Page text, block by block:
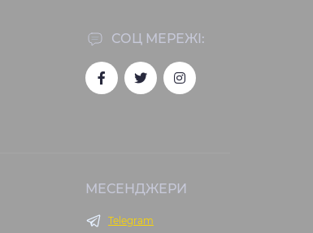
СОЦ МЕРЕЖІ:
МЕСЕНДЖЕРИ
Telegram